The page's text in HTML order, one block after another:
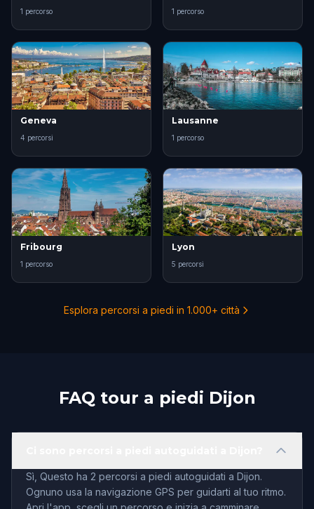
1 percorso 1 percorso
Geneva
4 percorsi
Lausanne
1 percorso
Fribourg
1 percorso
Lyon
5 percorsi
Esplora percorsi a piedi in 1.000+ città
FAQ tour a piedi Dijon
Sì, Questo ha 2 percorsi a piedi autoguidati a Dijon.
Ognuno usa la navigazione GPS per guidarti al tuo ritmo.